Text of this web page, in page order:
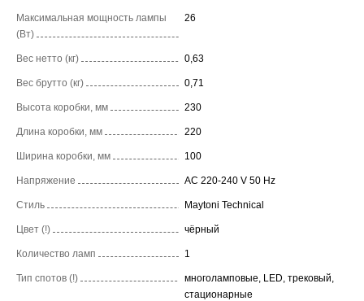
Максимальная мощность лампы
(Вт)
26
Вес нетто (кг) 0,63
Вес брутто (кг) 0,71
Высота коробки, мм 230
Длина коробки, мм 220
Ширина коробки, мм 100
Напряжение AC 220-240 V 50 Hz
Стиль Maytoni Technical
Цвет (!) чёрный
Количество ламп 1
Тип спотов (!)
многоламповые, LED, трековый,
стационарные